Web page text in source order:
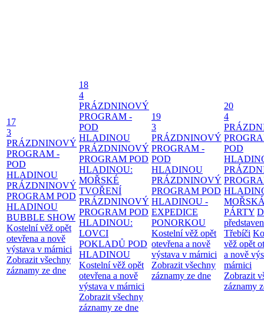
17
3
PRÁZDNINOVÝ
PROGRAM -
POD
HLADINOU
PRÁZDNINOVÝ
PROGRAM POD
HLADINOU
BUBBLE SHOW
Kostelní věž opět
otevřena a nově
výstava v márnici
Zobrazit všechny
záznamy ze dne
18
4
PRÁZDNINOVÝ
PROGRAM -
POD
HLADINOU
PRÁZDNINOVÝ
PROGRAM POD
HLADINOU:
MOŘSKÉ
TVOŘENÍ
PRÁZDNINOVÝ
PROGRAM POD
HLADINOU:
LOVCI
POKLADŮ POD
HLADINOU
Kostelní věž opět
otevřena a nově
výstava v márnici
Zobrazit všechny
záznamy ze dne
19
3
PRÁZDNINOVÝ
PROGRAM -
POD
HLADINOU
PRÁZDNINOVÝ
PROGRAM POD
HLADINOU -
EXPEDICE
PONORKOU
Kostelní věž opět
otevřena a nově
výstava v márnici
Zobrazit všechny
záznamy ze dne
20
4
POD
PÁRTY
Třebíči
věž opět
a nově
márnici
Zobrazit
záznamy